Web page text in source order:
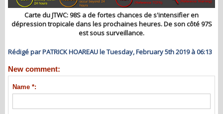
Carte du JTWC: 98S a de fortes chances de s'intensifier en
dépression tropicale dans les prochaines heures. De son côté 97S
est sous surveillance.
Rédigé par PATRICK HOAREAU le Tuesday, February 5th 2019 à 06:13
New comment:
Name *: